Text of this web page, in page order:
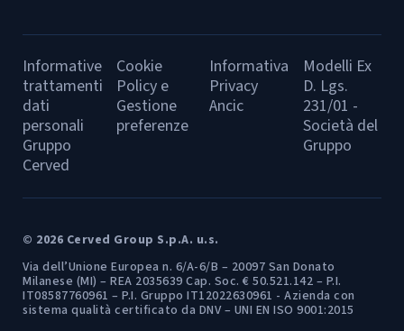
Informative
trattamenti
dati
personali
Gruppo
Cerved
Cookie
Policy e
Gestione
preferenze
Informativa
Privacy
Ancic
Modelli Ex
D. Lgs.
231/01 -
Società del
Gruppo
© 2026 Cerved Group S.p.A. u.s.
Via dell’Unione Europea n. 6/A-6/B – 20097 San Donato
Milanese (MI) – REA 2035639 Cap. Soc. € 50.521.142 – P.I.
IT08587760961 – P.I. Gruppo IT12022630961 - Azienda con
sistema qualità certificato da DNV – UNI EN ISO 9001:2015